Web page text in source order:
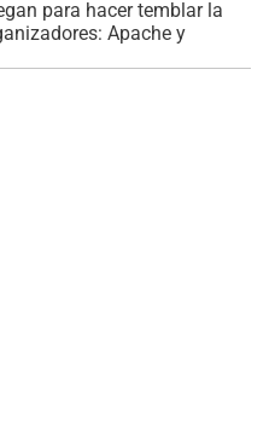
para hacer temblar la
Apache y